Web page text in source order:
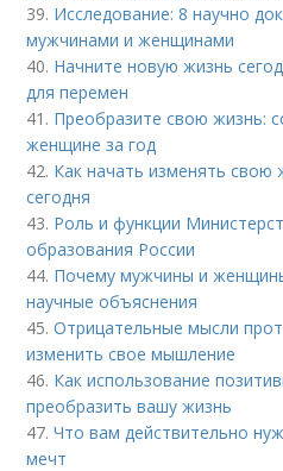
39. Исследование: 8 научно
мужчинами и женщинами
40. Начните новую жизнь
для перемен
41. Преобразите свою жизнь:
женщине за год
42. Как начать изменять свою
сегодня
43. Роль и функции
образования России
44. Почему мужчины и
научные объяснения
45.Отрицательные мысли
изменить свое мышление
46. Как использование
преобразить вашу жизнь
47.Что вам действительно
мечт